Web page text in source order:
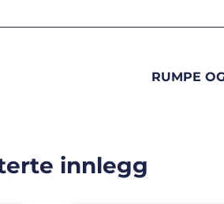
RUMPE
innlegg